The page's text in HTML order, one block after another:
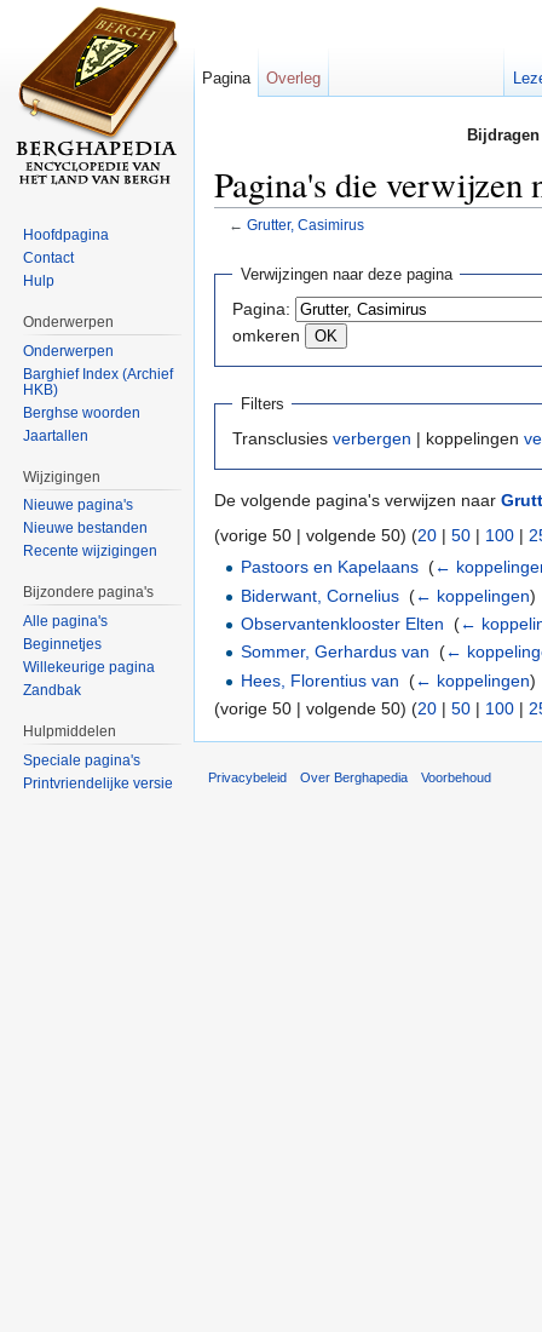
Pagina's die
← Grutter, Casimirus
Verwijzingen naar deze pagina
Pagina:
omkeren
Filters
Transclusies verbergen | koppelingen
De volgende pagina's verwijzen naar
(vorige 50 | volgende 50) (20 | 50 | 100 |
Pastoors en Kapelaans ‎(←
Biderwant, Cornelius ‎(← koppelingen)
Observantenklooster Elten ‎(←
Sommer, Gerhardus van ‎(←
Hees, Florentius van ‎(← koppelingen)
(vorige 50 | volgende 50) (20 | 50 | 100 |
Pagina Overleg
Hoofdpagina
Contact
Hulp
Onderwerpen
Onderwerpen
Barghief Index (Archief
HKB)
Berghse woorden
Jaartallen
Wijzigingen
Nieuwe pagina's
Nieuwe bestanden
Recente wijzigingen
Bijzondere pagina's
Alle pagina's
Beginnetjes
Willekeurige pagina
Zandbak
Hulpmiddelen
Speciale pagina's
Printvriendelijke versie
Privacybeleid Over Berghapedia Voorbehoud